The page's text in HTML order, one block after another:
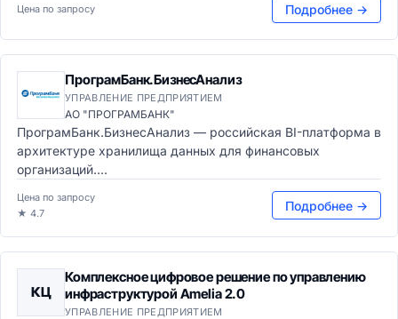
Цена по запросу Подробнее →
ПрограмБанк.БизнесАнализ
УПРАВЛЕНИЕ ПРЕДПРИЯТИЕМ
АО "ПРОГРАМБАНК"
ПрограмБанк.БизнесАнализ — российская BI-платформа в
архитектуре хранилища данных для финансовых
организаций....
Цена по запросу
★ 4.7
Подробнее →
КЦ
Комплексное цифровое решение по управлению
инфраструктурой Amelia 2.0
УПРАВЛЕНИЕ ПРЕДПРИЯТИЕМ